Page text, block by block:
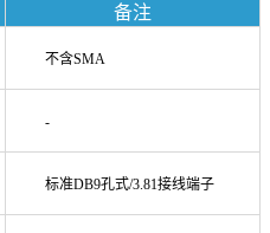
备注
不含SMA
-
标准DB9孔式/3.81接线端子